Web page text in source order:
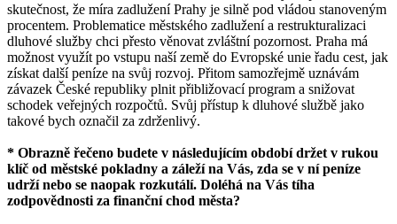
skutečnost, že míra zadlužení Prahy je silně pod vládou stanoveným
procentem. Problematice městského zadlužení a restrukturalizaci
dluhové služby chci přesto věnovat zvláštní pozornost. Praha má
možnost využít po vstupu naší země do Evropské unie řadu cest, jak
získat další peníze na svůj rozvoj. Přitom samozřejmě uznávám
závazek České republiky plnit přibližovací program a snižovat
schodek veřejných rozpočtů. Svůj přístup k dluhové službě jako
takové bych označil za zdrženlivý.
* Obrazně řečeno budete v následujícím období držet v rukou
klíč od městské pokladny a záleží na Vás, zda se v ní peníze
udrží nebo se naopak rozkutálí. Doléhá na Vás tíha
zodpovědnosti za finanční chod města?